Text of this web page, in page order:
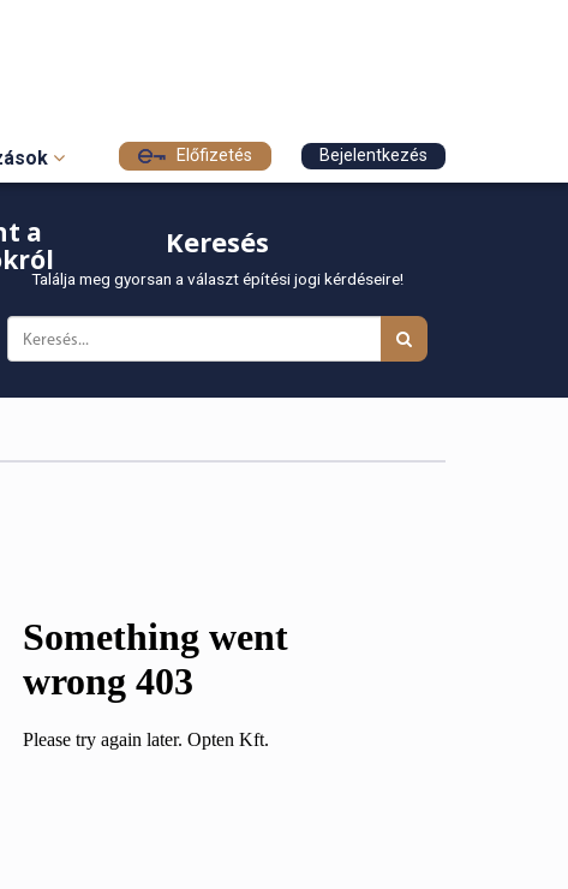
Előfizetés Bejelentkezés
a
Keresés
Találja meg gyorsan a választ építési jogi kérdéseire!